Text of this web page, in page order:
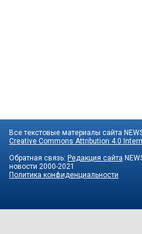
Все текстовые материалы сайта
Creative Commons Attribution 4.0
Обратная связь: Редакция сайта
новости 2000-2021
Политика конфиденциальности